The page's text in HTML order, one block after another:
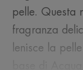
pelle. Questa
fragranza
lenisce la